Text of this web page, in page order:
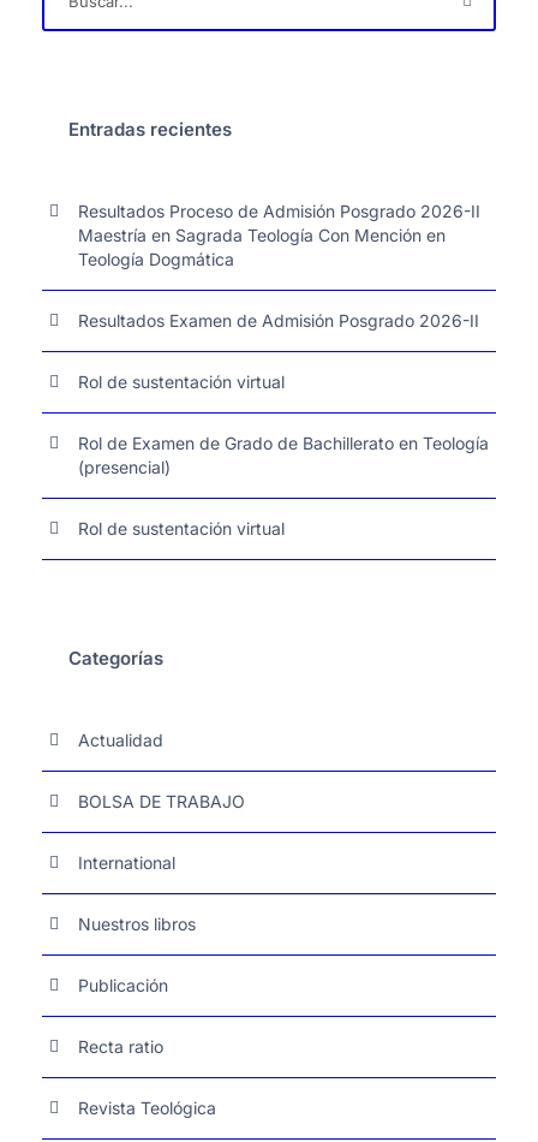
Entradas recientes
Resultados Proceso de Admisión Posgrado 2026-II
Maestría en Sagrada Teología Con Mención en
Teología Dogmática
Resultados Examen de Admisión Posgrado 2026-II
Rol de sustentación virtual
Rol de Examen de Grado de Bachillerato en Teología
(presencial)
Rol de sustentación virtual
Categorías
Actualidad
BOLSA DE TRABAJO
International
Nuestros libros
Publicación
Recta ratio
Revista Teológica